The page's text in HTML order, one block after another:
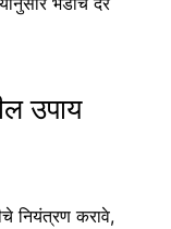
उपाय
नियंत्रण करावे,